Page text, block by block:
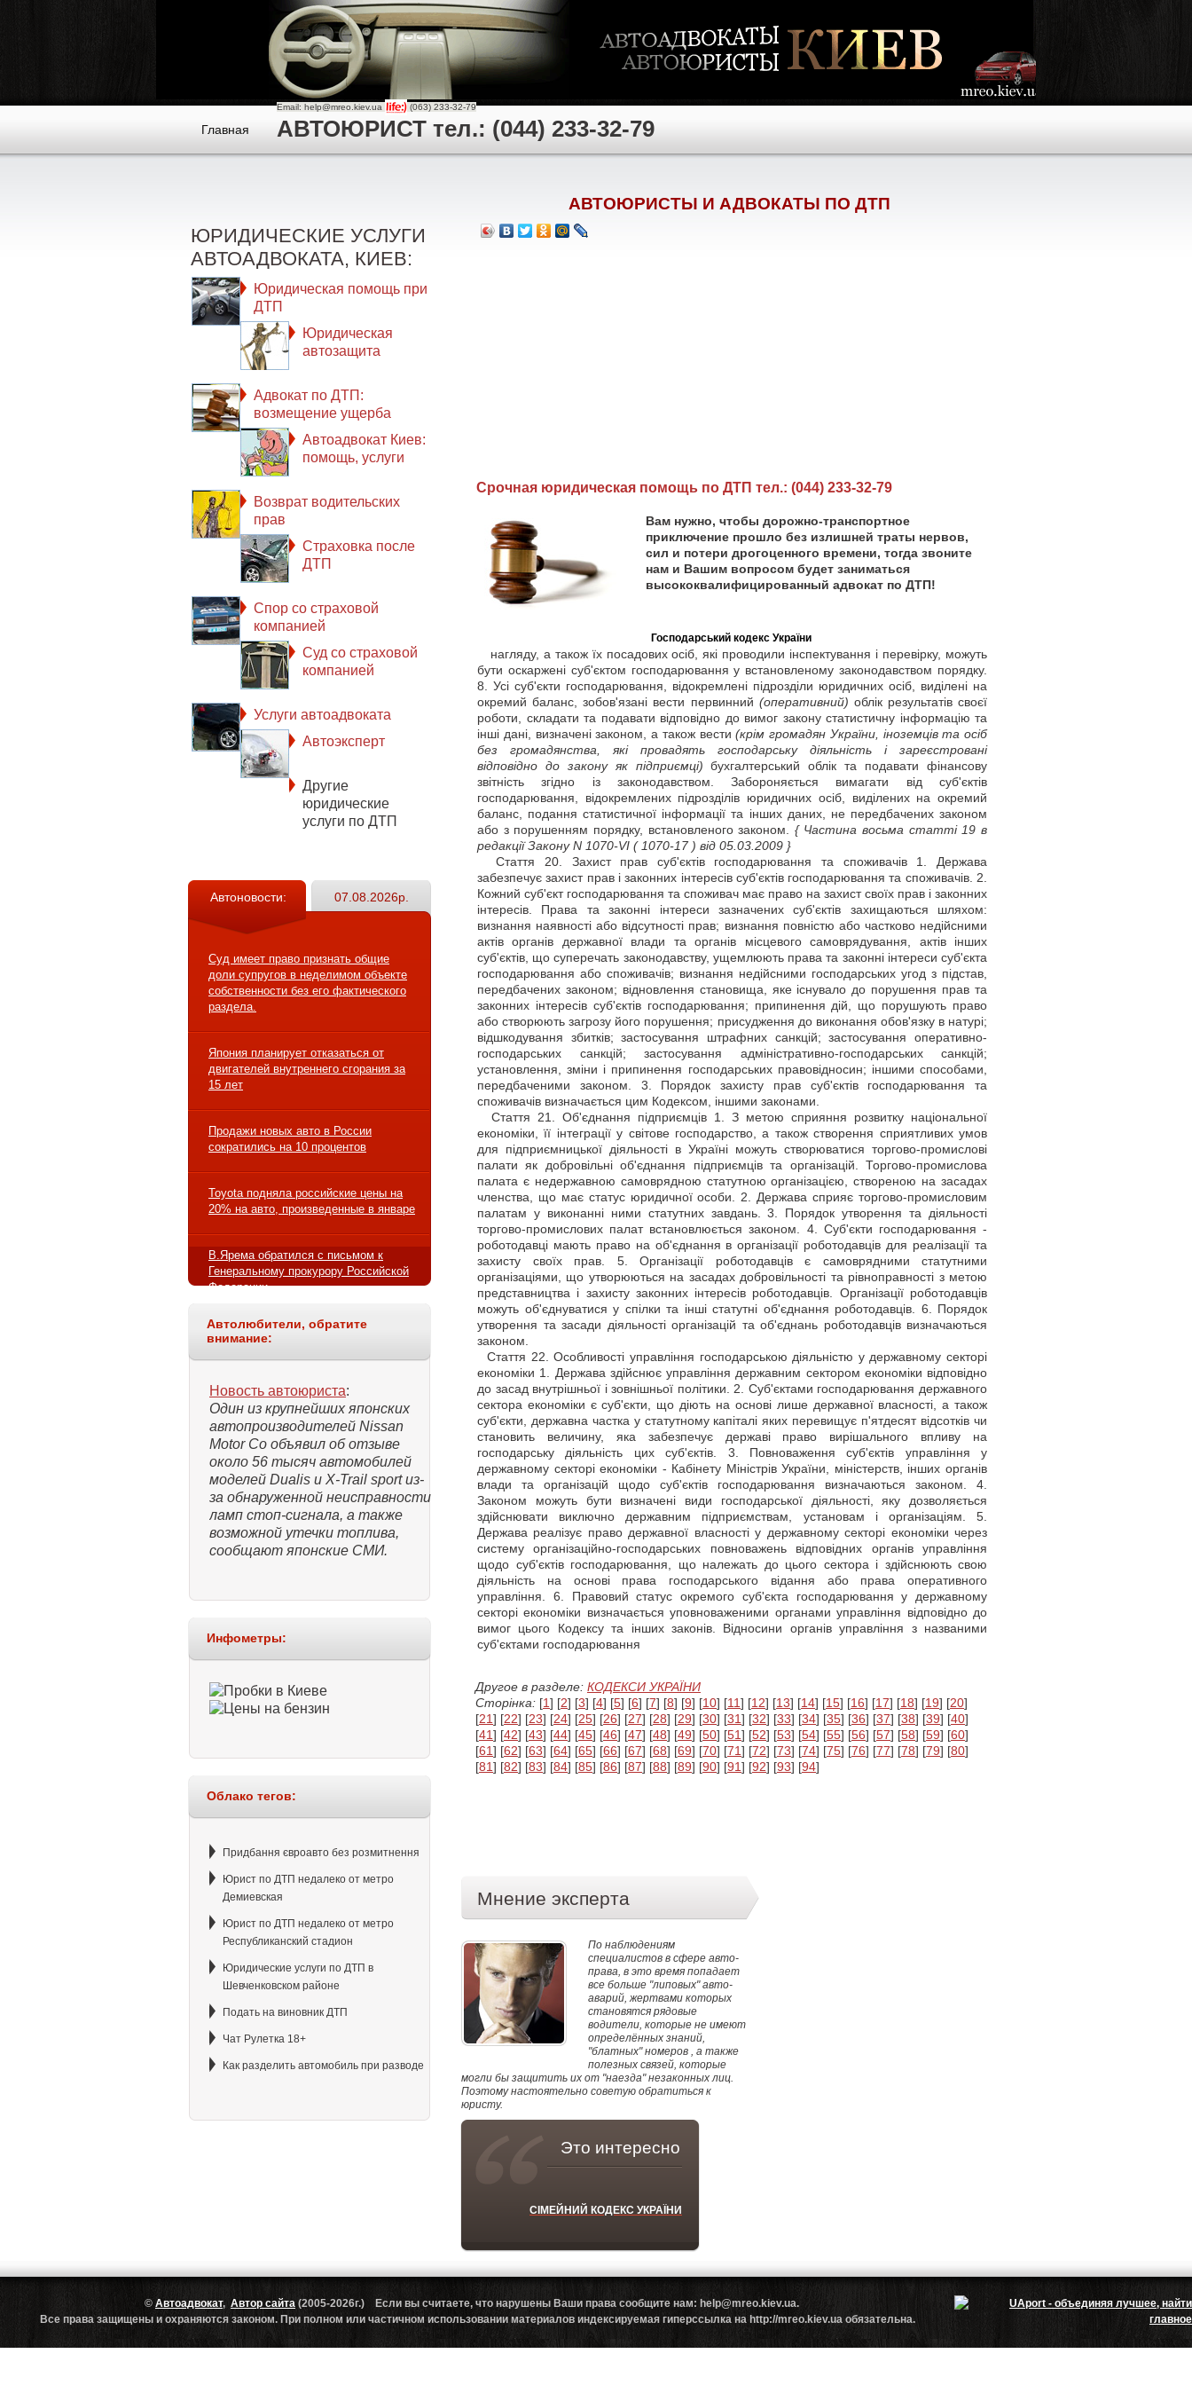
Главная
Email: help@mreo.kiev.ua (063) 233-32-79
АВТОЮРИСТ тел.: (044) 233-32-79
ЮРИДИЧЕСКИЕ УСЛУГИ
АВТОАДВОКАТА, КИЕВ:
Юридическая помощь при
ДТП
Юридическая
автозащита
Адвокат по ДТП:
возмещение ущерба
Автоадвокат Киев:
помощь, услуги
Возврат водительских
прав
Страховка после
ДТП
Спор со страховой
компанией
Суд со страховой
компанией
Услуги автоадвоката
Автоэксперт
Другие
юридические
услуги по ДТП
Автоновости: 07.08.2026р.
Суд имеет право признать общие
доли супругов в неделимом объекте
собственности без его фактического
раздела.
Япония планирует отказаться от
двигателей внутреннего сгорания за
15 лет
Продажи новых авто в России
сократились на 10 процентов
Toyota подняла российские цены на
20% на авто, произведенные в январе
В.Ярема обратился с письмом к
Генеральному прокурору Российской
Федерации
Автолюбители, обратите
внимание:
Новость автоюриста:
Один из крупнейших японских
автопроизводителей Nissan
Motor Co объявил об отзыве
около 56 тысяч автомобилей
моделей Dualis и X-Trail sport из-
за обнаруженной неисправности
ламп стоп-сигнала, а также
возможной утечки топлива,
сообщают японские СМИ.
Инфометры:
Облако тегов:
Придбання євроавто без розмитнення
Юрист по ДТП недалеко от метро
Демиевская
Юрист по ДТП недалеко от метро
Республиканский стадион
Юридические услуги по ДТП в
Шевченковском районе
Подать на виновник ДТП
Чат Рулетка 18+
Как разделить автомобиль при разводе
АВТОЮРИСТЫ И АДВОКАТЫ ПО ДТП
Cрочная юридическая помощь по ДТП тел.: (044) 233-32-79
Вам нужно, чтобы дорожно-транспортное
приключение прошло без излишней траты нервов,
сил и потери дрогоценного времени, тогда звоните
нам и Вашим вопросом будет заниматься
высококвалифицированный адвокат по ДТП!
Господарський кодекс України
нагляду, а також їх посадових осіб, які проводили інспектування і перевірку, можуть
бути оскаржені суб'єктом господарювання у встановленому законодавством порядку.
8. Усі суб'єкти господарювання, відокремлені підрозділи юридичних осіб, виділені на
окремий баланс, зобов'язані вести первинний (оперативний) облік результатів своєї
роботи, складати та подавати відповідно до вимог закону статистичну інформацію та
інші дані, визначені законом, а також вести(крім громадян України, іноземців та осіб
без громадянства, які провадять господарську діяльність і зареєстровані
відповідно до закону як підприємці) бухгалтерський облік та подавати фінансову
звітність згідно із законодавством. Забороняється вимагати від суб'єктів
господарювання, відокремлених підрозділів юридичних осіб, виділених на окремий
баланс, подання статистичної інформації та інших даних, не передбачених законом
або з порушенням порядку, встановленого законом. { Частина восьма статті 19 в
редакції Закону N 1070-VI ( 1070-17 ) від 05.03.2009 }
Стаття 20. Захист прав суб'єктів господарювання та споживачів 1. Держава
забезпечує захист прав і законних інтересів суб'єктів господарювання та споживачів. 2.
Кожний суб'єкт господарювання та споживач має право на захист своїх прав і законних
інтересів. Права та законні інтереси зазначених суб'єктів захищаються шляхом:
визнання наявності або відсутності прав; визнання повністю або частково недійсними
актів органів державної влади та органів місцевого самоврядування, актів інших
суб'єктів, що суперечать законодавству, ущемлюють права та законні інтереси суб'єкта
господарювання або споживачів; визнання недійсними господарських угод з підстав,
передбачених законом; відновлення становища, яке існувало до порушення прав та
законних інтересів суб'єктів господарювання; припинення дій, що порушують право
або створюють загрозу його порушення; присудження до виконання обов'язку в натурі;
відшкодування збитків; застосування штрафних санкцій; застосування оперативно-
господарських санкцій; застосування адміністративно-господарських санкцій;
установлення, зміни і припинення господарських правовідносин; іншими способами,
передбаченими законом. 3. Порядок захисту прав суб'єктів господарювання та
споживачів визначається цим Кодексом, іншими законами.
Стаття 21. Об'єднання підприємців 1. З метою сприяння розвитку національної
економіки, її інтеграції у світове господарство, а також створення сприятливих умов
для підприємницької діяльності в Україні можуть створюватися торгово-промислові
палати як добровільні об'єднання підприємців та організацій. Торгово-промислова
палата є недержавною самоврядною статутною організацією, створеною на засадах
членства, що має статус юридичної особи. 2. Держава сприяє торгово-промисловим
палатам у виконанні ними статутних завдань. 3. Порядок утворення та діяльності
торгово-промислових палат встановлюється законом. 4. Суб'єкти господарювання -
роботодавці мають право на об'єднання в організації роботодавців для реалізації та
захисту своїх прав. 5. Організації роботодавців є самоврядними статутними
організаціями, що утворюються на засадах добровільності та рівноправності з метою
представництва і захисту законних інтересів роботодавців. Організації роботодавців
можуть об'єднуватися у спілки та інші статутні об'єднання роботодавців. 6. Порядок
утворення та засади діяльності організацій та об'єднань роботодавців визначаються
законом.
Стаття 22. Особливості управління господарською діяльністю у державному секторі
економіки 1. Держава здійснює управління державним сектором економіки відповідно
до засад внутрішньої і зовнішньої політики. 2. Суб'єктами господарювання державного
сектора економіки є суб'єкти, що діють на основі лише державної власності, а також
суб'єкти, державна частка у статутному капіталі яких перевищує п'ятдесят відсотків чи
становить величину, яка забезпечує державі право вирішального впливу на
господарську діяльність цих суб'єктів. 3. Повноваження суб'єктів управління у
державному секторі економіки - Кабінету Міністрів України, міністерств, інших органів
влади та організацій щодо суб'єктів господарювання визначаються законом. 4.
Законом можуть бути визначені види господарської діяльності, яку дозволяється
здійснювати виключно державним підприємствам, установам і організаціям. 5.
Держава реалізує право державної власності у державному секторі економіки через
систему організаційно-господарських повноважень відповідних органів управління
щодо суб'єктів господарювання, що належать до цього сектора і здійснюють свою
діяльність на основі права господарського відання або права оперативного
управління. 6. Правовий статус окремого суб'єкта господарювання у державному
секторі економіки визначається уповноваженими органами управління відповідно до
вимог цього Кодексу та інших законів. Відносини органів управління з названими
суб'єктами господарювання
Другое в разделе: КОДЕКСИ УКРАЇНИ
Сторінка: [1] [2] [3] [4] [5] [6] [7] [8] [9] [10] [11] [12] [13] [14] [15] [16] [17] [18] [19] [20]
[21] [22] [23] [24] [25] [26] [27] [28] [29] [30] [31] [32] [33] [34] [35] [36] [37] [38] [39] [40]
[41] [42] [43] [44] [45] [46] [47] [48] [49] [50] [51] [52] [53] [54] [55] [56] [57] [58] [59] [60]
[61] [62] [63] [64] [65] [66] [67] [68] [69] [70] [71] [72] [73] [74] [75] [76] [77] [78] [79] [80]
[81] [82] [83] [84] [85] [86] [87] [88] [89] [90] [91] [92] [93] [94]
Мнение эксперта
По наблюдениям
специалистов в сфере авто-
права, в это время попадает
все больше "липовых" авто-
аварий, жертвами которых
становятся рядовые
водители, которые не имеют
определённых знаний,
"блатных" номеров , а также
полезных связей, которые
могли бы защитить их от "наезда" незаконных лиц.
Поэтому настоятельно советую обратиться к
юристу.
Это интересно
СІМЕЙНИЙ КОДЕКС УКРАЇНИ
© Автоадвокат, Автор сайта (2005-2026г.) Если вы считаете, что нарушены Ваши права сообщите нам: help@mreo.kiev.ua.
Все права защищены и охраняются законом. При полном или частичном использовании материалов индексируемая гиперссылка на http://mreo.kiev.ua обязательна.